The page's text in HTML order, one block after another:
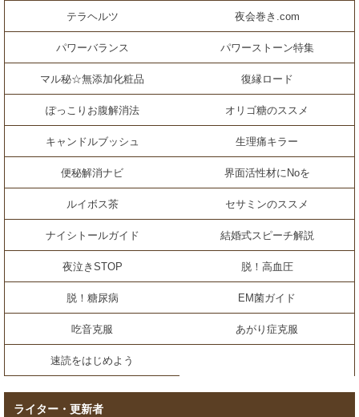
テラヘルツ 夜会巻き.com
パワーバランス パワーストーン特集
マル秘☆無添加化粧品 復縁ロード
ぽっこりお腹解消法 オリゴ糖のススメ
キャンドルブッシュ 生理痛キラー
便秘解消ナビ 界面活性材にNoを
ルイボス茶 セサミンのススメ
ナイシトールガイド 結婚式スピーチ解説
夜泣きSTOP 脱！高血圧
脱！糖尿病 EM菌ガイド
吃音克服 あがり症克服
速読をはじめよう
ライター・更新者